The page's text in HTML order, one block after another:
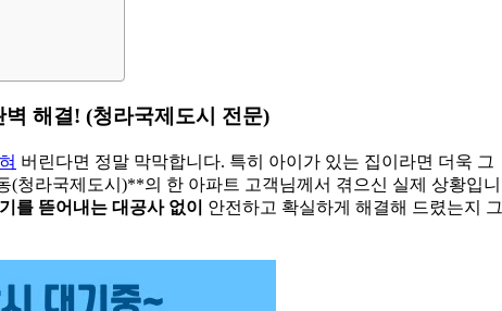
벽 해결! (청라국제도시 전문)
버린다면 정말 막막합니다. 특히 아이가 있는 집이라면 더욱 그
청라국제도시)**의 한 아파트 고객님께서 겪으신 실제 상황입니
를 뜯어내는 대공사 없이
안전하고 확실하게 해결해 드렸는지 그